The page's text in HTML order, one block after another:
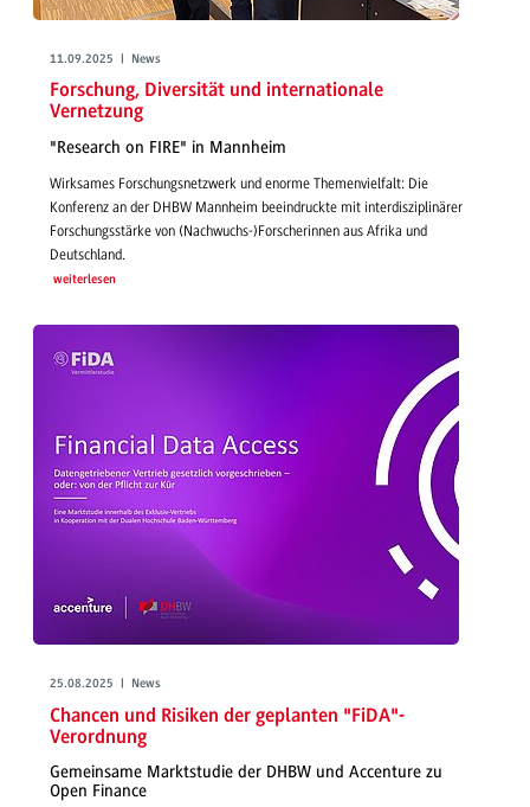
11.09.2025 | News
Forschung, Diversität und internationale
Vernetzung
"Research on FIRE" in Mannheim
Wirksames Forschungsnetzwerk und enorme Themenvielfalt: Die
Konferenz an der DHBW Mannheim beeindruckte mit interdisziplinärer
Forschungsstärke von (Nachwuchs-)Forscherinnen aus Afrika und
Deutschland.
weiterlesen
25.08.2025 | News
Chancen und Risiken der geplanten "FiDA"-
Verordnung
Gemeinsame Marktstudie der DHBW und Accenture zu
Open Finance